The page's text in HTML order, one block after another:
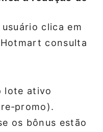
clica em
consulta
lote ativo
os bônus estão